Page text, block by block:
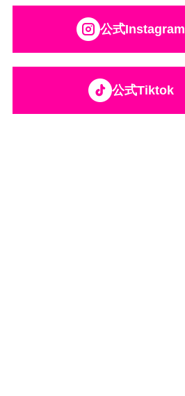
公式Instagram
公式Tiktok